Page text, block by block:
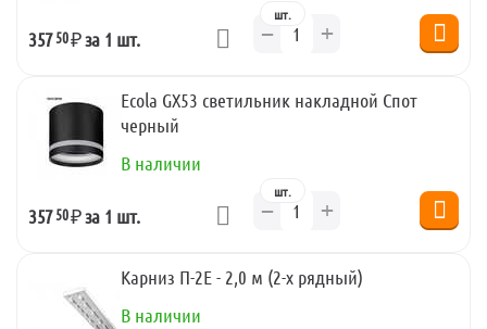
35750₽за 1 шт. +
−
шт.
Ecola GX53 светильник накладной Спот
черный
В наличии
35750₽за 1 шт. +
−
шт.
Карниз П-2Е - 2,0 м (2-х рядный)
В наличии